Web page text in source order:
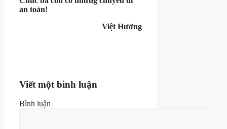
an toàn!
Việt Hưởng
Viết một bình luận
Bình luận